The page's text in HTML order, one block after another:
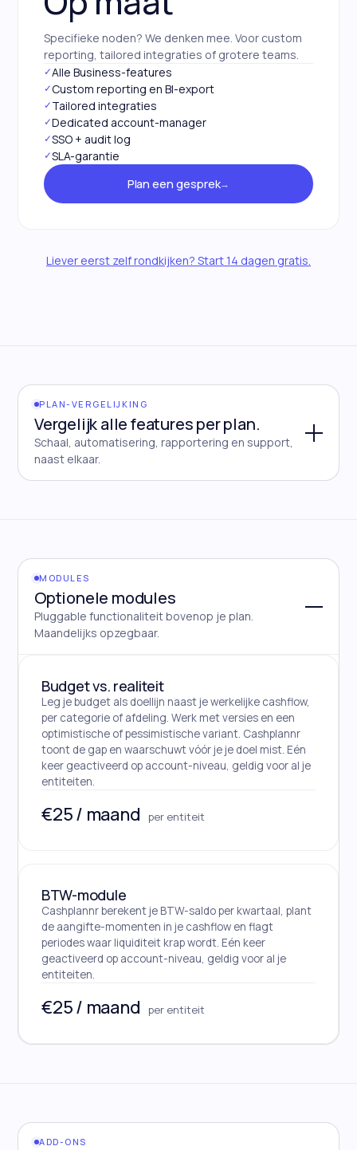
Specifieke noden? We denken mee. Voor custom
reporting, tailored integraties of grotere teams.
✓Alle Business-features
✓Custom reporting en BI-export
✓Tailored integraties
✓Dedicated account-manager
✓SSO + audit log
✓SLA-garantie
Plan een gesprek→
Liever eerst zelf rondkijken? Start 14 dagen gratis.
PLAN-VERGELIJKING
Vergelijk alle features per plan.
Schaal, automatisering, rapportering en support,
naast elkaar.
MODULES
Optionele modules
Pluggable functionaliteit bovenop je plan.
Maandelijks opzegbaar.
Budget vs. realiteit
Leg je budget als doellijn naast je werkelijke cashflow,
per categorie of afdeling. Werk met versies en een
optimistische of pessimistische variant. Cashplannr
toont de gap en waarschuwt vóór je je doel mist. Eén
keer geactiveerd op account-niveau, geldig voor al je
entiteiten.
€25 / maand per entiteit
BTW-module
Cashplannr berekent je BTW-saldo per kwartaal, plant
de aangifte-momenten in je cashflow en flagt
periodes waar liquiditeit krap wordt. Eén keer
geactiveerd op account-niveau, geldig voor al je
entiteiten.
€25 / maand per entiteit
ADD-ONS